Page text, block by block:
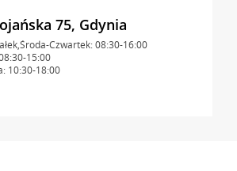
75, Gdynia
Czwartek: 08:30-16:00
15:00
10:30-18:00